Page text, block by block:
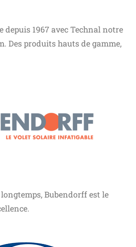
1967 avec Technal notre
Des produits hauts de gamme,
Bubendorff est le